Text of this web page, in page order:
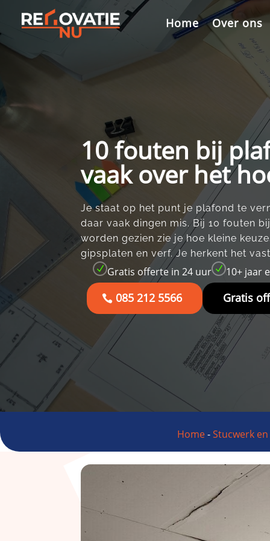
Home Over ons
10 fouten bij
vaak over het
Je staat op het punt je plafond te
daar vaak dingen mis.​ Bij 10 fouten
worden gezien zie je hoe kleine
gipsplaten en verf.​ Je herkent het
N Gratis offerte in 24 uur N 10+ jaar
085 212 5566 Gratis
Home-Stucwerk